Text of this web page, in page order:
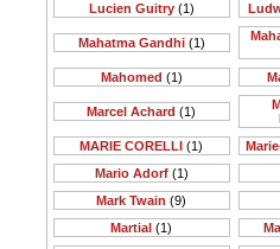
Lucien Guitry(1)
Mahatma Gandhi(1)
Mahomed (1)
Marcel Achard (1)
MARIE CORELLI (1)
Mario Adorf(1)
Mark Twain (9)
Martial (1)